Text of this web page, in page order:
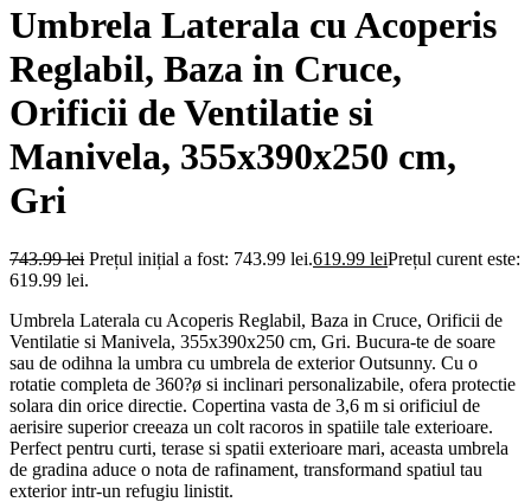
Umbrela Laterala cu Acoperis
Reglabil, Baza in Cruce,
Orificii de Ventilatie si
Manivela, 355x390x250 cm,
Gri
743.99lei Prețul inițial a fost: 743.99 lei.619.99 leiPrețul curent este:
619.99 lei.
Umbrela Laterala cu Acoperis Reglabil, Baza in Cruce, Orificii de
Ventilatie si Manivela, 355x390x250 cm, Gri. Bucura-te de soare
sau de odihna la umbra cu umbrela de exterior Outsunny. Cu o
rotatie completa de 360?ø si inclinari personalizabile, ofera protectie
solara din orice directie. Copertina vasta de 3,6 m si orificiul de
aerisire superior creeaza un colt racoros in spatiile tale exterioare.
Perfect pentru curti, terase si spatii exterioare mari, aceasta umbrela
de gradina aduce o nota de rafinament, transformand spatiul tau
exterior intr-un refugiu linistit.